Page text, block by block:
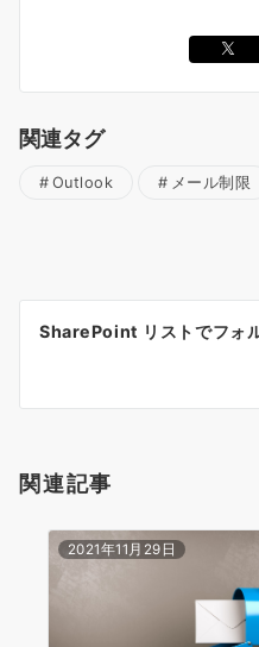
関連タグ
Outlook メール制限
稿
ョ
SharePoint リストでフォ
関連記事
2021年11月29日